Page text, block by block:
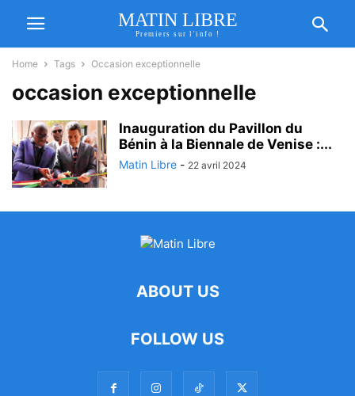
MATIN LIBRE
Premiers sur l'info !
Home Tags Occasion exceptionnelle
occasion exceptionnelle
Inauguration du Pavillon du
Bénin à la Biennale de Venise :...
Matin Libre - 22 avril 2024
ABOUT US
FOLLOW US